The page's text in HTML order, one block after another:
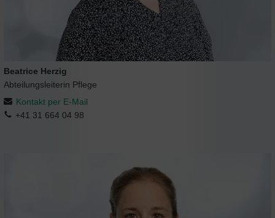
Beatrice Herzig
Abteilungsleiterin Pflege
Kontakt per E-Mail
+41 31 664 04 98